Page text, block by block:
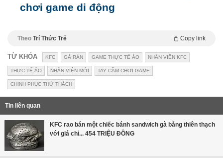
chơi game di động
Theo Trí Thức Trẻ Copy link
TỪ KHÓA KFC GÀ RÁN GAME THỰC TẾ ẢO NHÂN VIÊN KFC
THỰC TẾ ẢO NHÂN VIÊN MỚI TAY CẦM CHƠI GAME
CHINH PHỤC THỬ THÁCH
Tin liên quan
KFC rao bán một chiếc bánh sandwich gà bằng thiên thạch
với giá chỉ... 454 TRIỆU ĐỒNG